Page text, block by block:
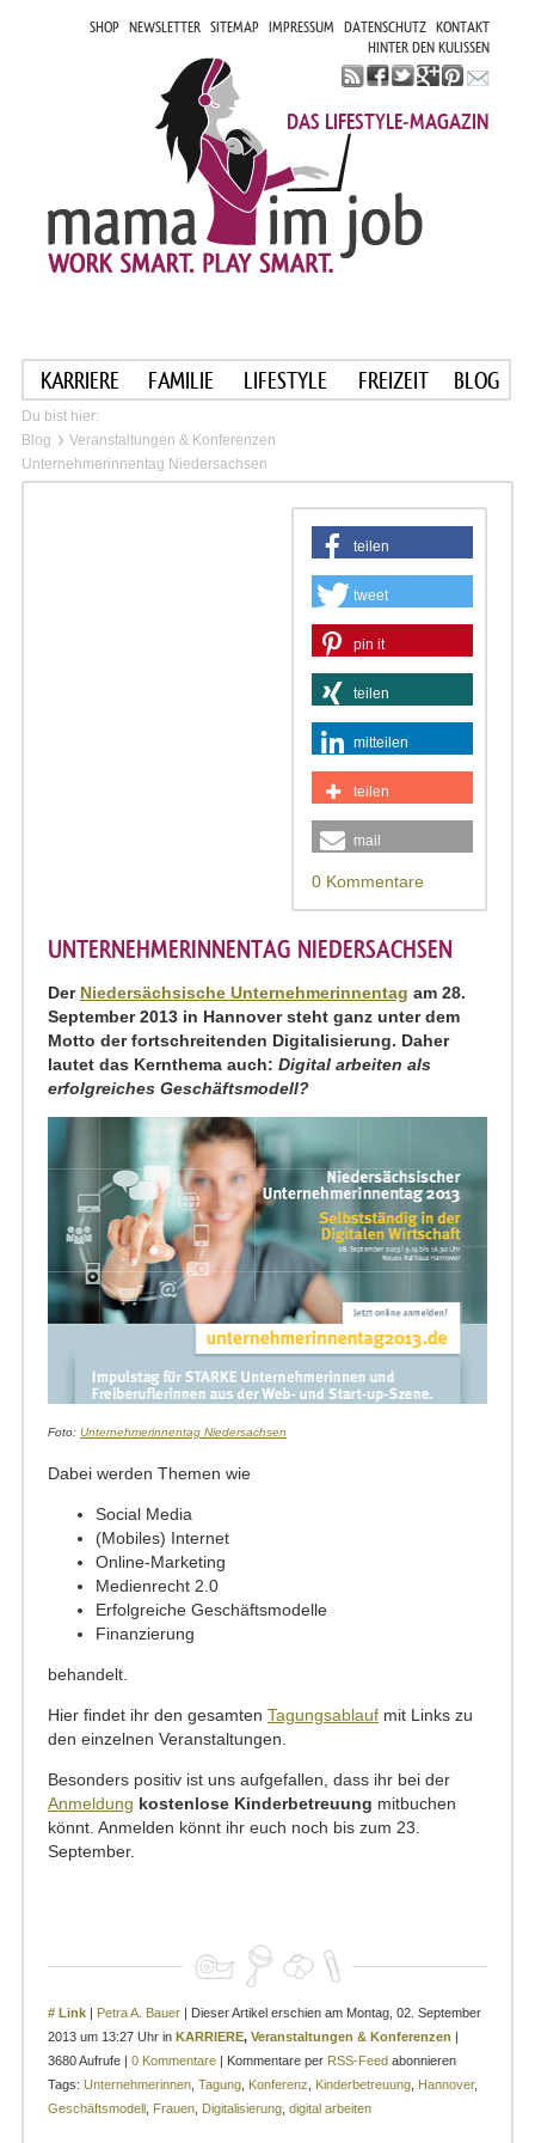
SHOP NEWSLETTER SITEMAP IMPRESSUM DATENSCHUTZ KONTAKT
HINTER DEN KULISSEN
DAS LIFESTYLE-MAGAZIN
KARRIERE FAMILIE LIFESTYLE FREIZEIT BLOG
Du bist hier:
Blog
Veranstaltungen & Konferenzen
Unternehmerinnentag Niedersachsen
teilen
tweet
pin it
teilen
mitteilen
teilen
mail
0 Kommentare
UNTERNEHMERINNENTAG NIEDERSACHSEN
Der Niedersächsische Unternehmerinnentag am 28.
September 2013 in Hannover steht ganz unter dem
Motto der fortschreitenden Digitalisierung. Daher
lautet das Kernthema auch: Digital arbeiten als
erfolgreiches Geschäftsmodell?
Foto: Unternehmerinnentag Niedersachsen
Dabei werden Themen wie
Social Media
(Mobiles) Internet
Online-Marketing
Medienrecht 2.0
Erfolgreiche Geschäftsmodelle
Finanzierung
behandelt.
Hier findet ihr den gesamten Tagungsablauf mit Links zu
den einzelnen Veranstaltungen.
Besonders positiv ist uns aufgefallen, dass ihr bei der
Anmeldung kostenlose Kinderbetreuung mitbuchen
könnt. Anmelden könnt ihr euch noch bis zum 23.
September.
# Link | Petra A. Bauer | Dieser Artikel erschien am Montag, 02. September
2013 um 13:27 Uhr in KARRIERE, Veranstaltungen & Konferenzen |
3680 Aufrufe | 0 Kommentare | Kommentare per RSS-Feed abonnieren
Tags: Unternehmerinnen Tagung Konferenz Kinderbetreuung Hannover,
Geschäftsmodell Frauen Digitalisierung digital arbeiten